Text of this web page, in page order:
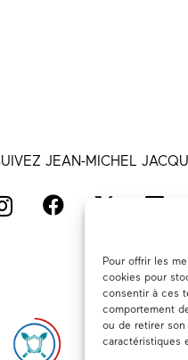
Pour offrir les
cookies pour
consentir à ces
comportement
ou de retirer
caractéristiques
JEAN-MICHEL